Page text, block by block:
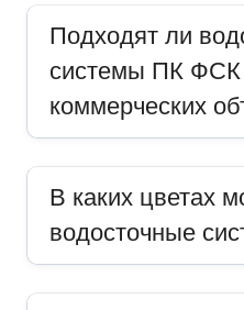
Подходят ли
системы ПК ФСК
коммерческих
В каких цветах
водосточные